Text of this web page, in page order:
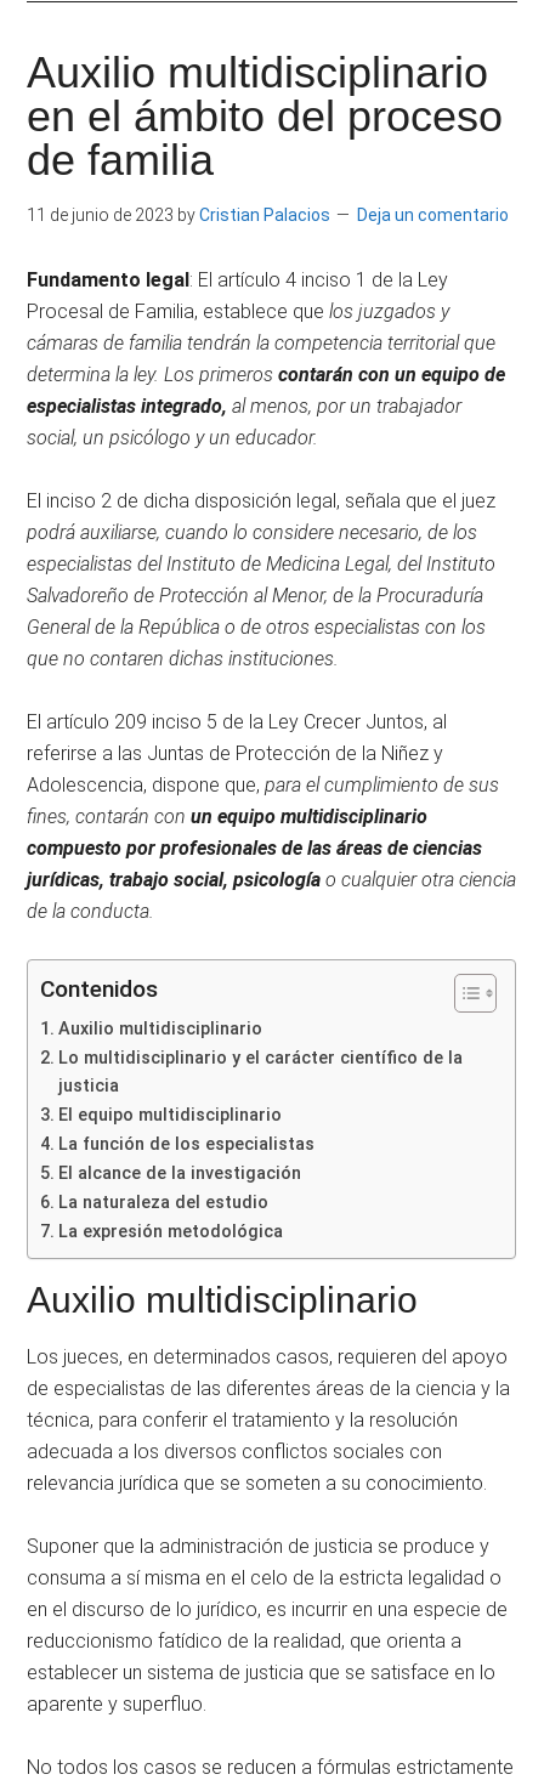
Escritor
e
Investigador
por
la
Universidad
Carlos
III
Madrid.
Auxilio multidisciplinario
en el ámbito del proceso
de familia
11 de junio de 2023 byCristian Palacios Deja un comentario
Fundamento legal: El artículo 4 inciso 1 de la Ley
Procesal de Familia, establece quelos juzgados y
cámaras de familia tendrán la competencia territorial que
determina la ley. Los primeroscontarán con un equipo de
especialistas integrado,al menos, por un trabajador
social, un psicólogo y un educador.
El inciso 2 de dicha disposición legal, señala que el juez
podrá auxiliarse, cuando lo considere necesario, de los
especialistas del Instituto de Medicina Legal, del Instituto
Salvadoreño de Protección al Menor, de la Procuraduría
General de la República o de otros especialistas con los
que no contaren dichas instituciones.
El artículo 209 inciso 5 de la Ley Crecer Juntos, al
referirse a las Juntas de Protección de la Niñez y
Adolescencia, dispone que,para el cumplimiento de sus
fines, contarán conun equipo multidisciplinario
compuesto por profesionales de las áreas de ciencias
jurídicas, trabajo social, psicologíao cualquier otra ciencia
de la conducta.
Contenidos
Auxilio multidisciplinario
Lo multidisciplinario y el carácter científico de la
justicia
El equipo multidisciplinario
La función de los especialistas
El alcance de la investigación
La naturaleza del estudio
La expresión metodológica
Auxilio multidisciplinario
Los jueces, en determinados casos, requieren del apoyo
de especialistas de las diferentes áreas de la ciencia y la
técnica, para conferir el tratamiento y la resolución
adecuada a los diversos conflictos sociales con
relevancia jurídica que se someten a su conocimiento.
Suponer que la administración de justicia se produce y
consuma a sí misma en el celo de la estricta legalidad o
en el discurso de lo jurídico, es incurrir en una especie de
reduccionismo fatídico de la realidad, que orienta a
establecer un sistema de justicia que se satisface en lo
aparente y superfluo.
No todos los casos se reducen a fórmulas estrictamente